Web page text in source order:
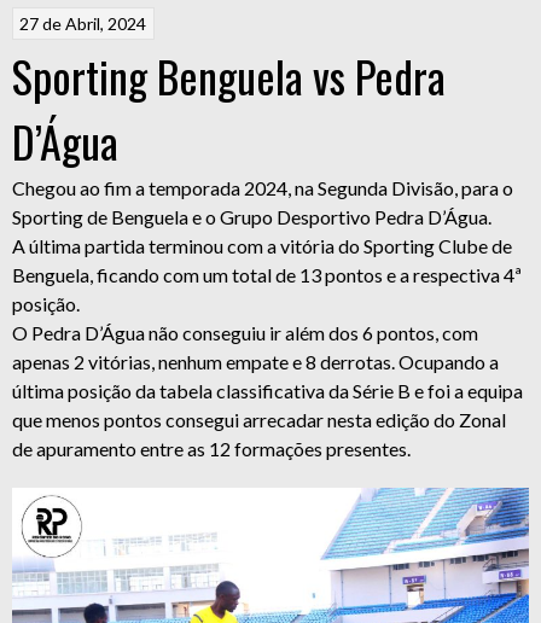
27 de Abril, 2024
Sporting Benguela vs Pedra
D’Água
Chegou ao fim a temporada 2024, na Segunda Divisão, para o
Sporting de Benguela e o Grupo Desportivo Pedra D’Água.
A última partida terminou com a vitória do Sporting Clube de
Benguela, ficando com um total de 13 pontos e a respectiva 4ª
posição.
O Pedra D’Água não conseguiu ir além dos 6 pontos, com
apenas 2 vitórias, nenhum empate e 8 derrotas. Ocupando a
última posição da tabela classificativa da Série B e foi a equipa
que menos pontos consegui arrecadar nesta edição do Zonal
de apuramento entre as 12 formações presentes.